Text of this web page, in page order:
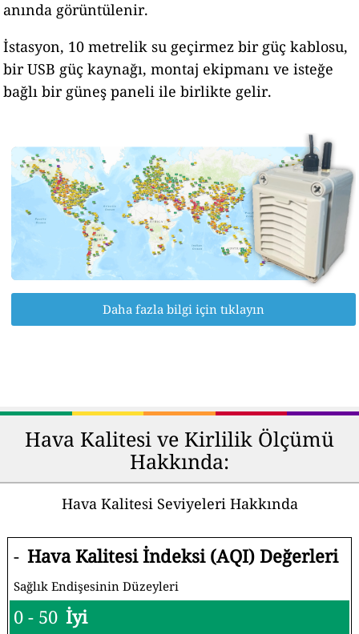
anında görüntülenir.
İstasyon, 10 metrelik su geçirmez bir güç kablosu,
bir USB güç kaynağı, montaj ekipmanı ve isteğe
bağlı bir güneş paneli ile birlikte gelir.
Daha fazla bilgi için tıklayın
Hava Kalitesi ve Kirlilik Ölçümü
Hakkında:
Hava Kalitesi Seviyeleri Hakkında
- Hava Kalitesi İndeksi (AQI) Değerleri
Sağlık Endişesinin Düzeyleri
0 - 50 İyi